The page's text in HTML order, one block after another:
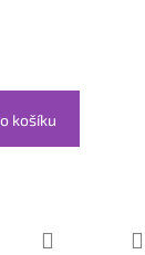
košíku